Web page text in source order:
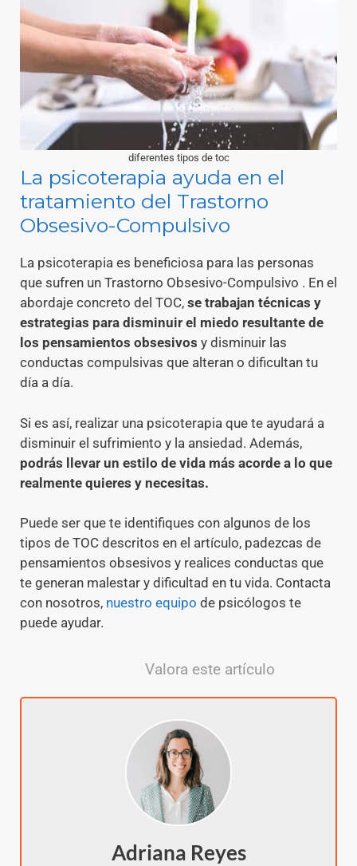
diferentes tipos de toc
La psicoterapia ayuda en el
tratamiento del Trastorno
Obsesivo-Compulsivo
La psicoterapia es beneficiosa para las personas
que sufren un Trastorno Obsesivo-Compulsivo . En el
abordaje concreto del TOC, se trabajan técnicas y
estrategias para disminuir el miedo resultante de
los pensamientos obsesivos y disminuir las
conductas compulsivas que alteran o dificultan tu
día a día.
Si es así, realizar una psicoterapia que te ayudará a
disminuir el sufrimiento y la ansiedad. Además,
podrás llevar un estilo de vida más acorde a lo que
realmente quieres y necesitas.
Puede ser que te identifiques con algunos de los
tipos de TOC descritos en el artículo, padezcas de
pensamientos obsesivos y realices conductas que
te generan malestar y dificultad en tu vida. Contacta
con nosotros, nuestro equipo de psicólogos te
puede ayudar.
Valora este artículo
Adriana Reyes